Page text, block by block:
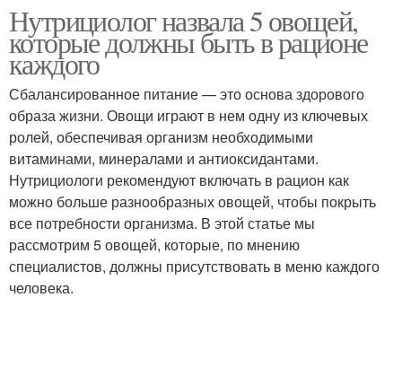
Нутрициолог назвала 5 овощей,
которые должны быть в рационе
каждого
Сбалансированное питание — это основа здорового
образа жизни. Овощи играют в нем одну из ключевых
ролей, обеспечивая организм необходимыми
витаминами, минералами и антиоксидантами.
Нутрициологи рекомендуют включать в рацион как
можно больше разнообразных овощей, чтобы покрыть
все потребности организма. В этой статье мы
рассмотрим 5 овощей, которые, по мнению
специалистов, должны присутствовать в меню каждого
человека.